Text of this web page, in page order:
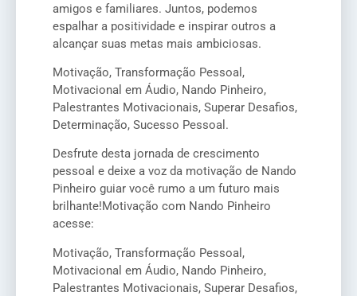
amigos e familiares. Juntos, podemos
espalhar a positividade e inspirar outros a
alcançar suas metas mais ambiciosas.
Motivação, Transformação Pessoal,
Motivacional em Áudio, Nando Pinheiro,
Palestrantes Motivacionais, Superar Desafios,
Determinação, Sucesso Pessoal.
Desfrute desta jornada de crescimento
pessoal e deixe a voz da motivação de Nando
Pinheiro guiar você rumo a um futuro mais
brilhante!Motivação com Nando Pinheiro
acesse:
Motivação, Transformação Pessoal,
Motivacional em Áudio, Nando Pinheiro,
Palestrantes Motivacionais, Superar Desafios,